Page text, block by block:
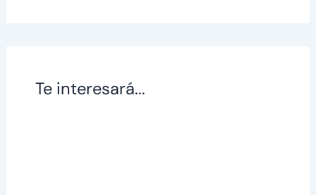
Te interesará...